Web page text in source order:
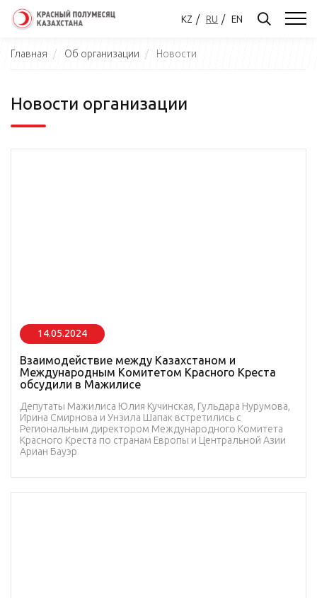
KZ RU EN
Главная Об организации Новости
Новости организации
14.05.2024
Взаимодействие между Казахстаном и
Международным Комитетом Красного Креста
обсудили в Мажилисе
Депутаты Мажилиса Юлия Кучинская, Гульдара Нурумова,
Ирина Смирнова и Унзила Шапак встретились с
Региональным директором Международного Комитета
Красного Креста по странам Европы и Центральной Азии
Ариан Бауэр